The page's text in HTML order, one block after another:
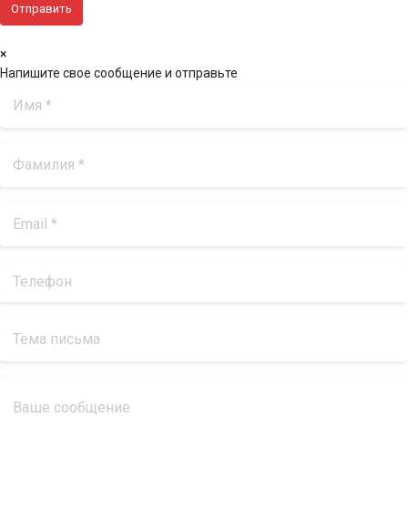
×
Напишите свое сообщение и отправьте